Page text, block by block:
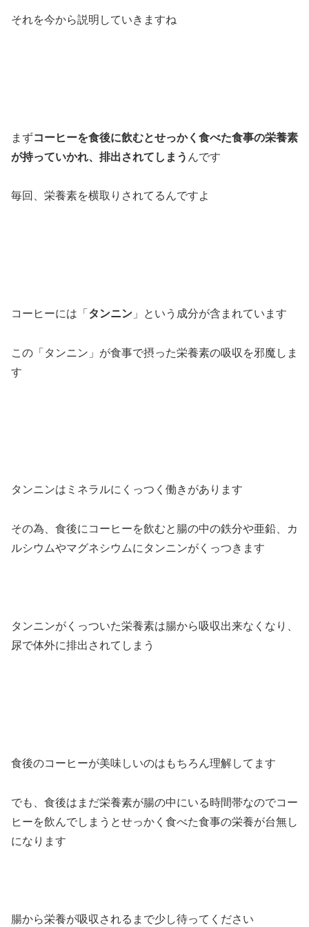
それを今から説明していきますね
まずコーヒーを食後に飲むとせっかく食べた食事の栄養素
が持っていかれ、排出されてしまう んです
毎回、栄養素を横取りされてるんですよ
コーヒーには「 タンニン 」という成分が含まれています
この「タンニン」が食事で摂った栄養素の吸収を邪魔しま
す
タンニンはミネラルにくっつく働きがあります
その為、食後にコーヒーを飲むと腸の中の鉄分や亜鉛、カ
ルシウムやマグネシウムにタンニンがくっつきます
タンニンがくっついた栄養素は腸から吸収出来なくなり、
尿で体外に排出されてしまう
食後のコーヒーが美味しいのはもちろん理解してます
でも、食後はまだ栄養素が腸の中にいる時間帯なのでコー
ヒーを飲んでしまうとせっかく食べた食事の栄養が台無し
になります
腸から栄養が吸収されるまで少し待ってください